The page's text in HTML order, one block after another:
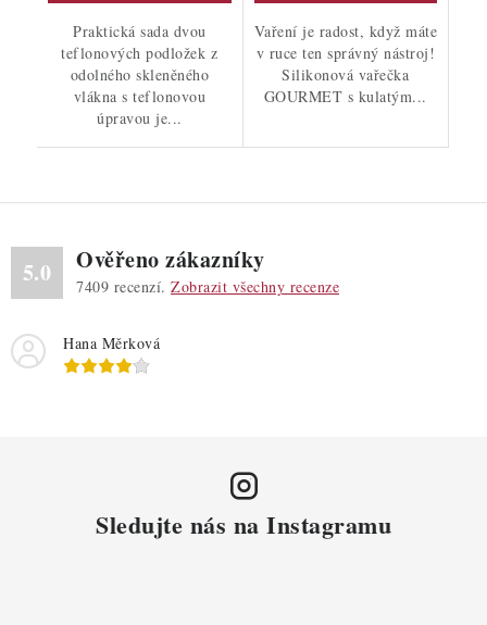
Praktická sada dvou
teflonových podložek z
odolného skleněného
vlákna s teflonovou
úpravou je...
Vaření je radost, když máte
v ruce ten správný nástroj!
Silikonová vařečka
GOURMET s kulatým...
5.0 Ověřeno zákazníky
7409 recenzí. Zobrazit všechny recenze
Hana Měrková
Sledujte nás na Instagramu